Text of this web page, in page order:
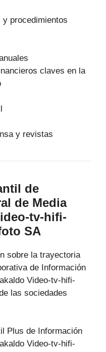
procedimientos
claves en la
y revistas
de
de Media
tv-hifi-
SA
sobre la trayectoria
de Información
Video-tv-hifi-
las sociedades
Plus de Información
Video-tv-hifi-